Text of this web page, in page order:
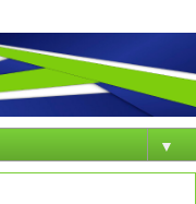
▼